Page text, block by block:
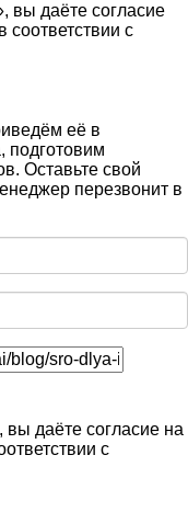
вы даёте согласие
соответствии с
её в
подготовим
Оставьте свой
перезвонит в
вы даёте согласие на
с